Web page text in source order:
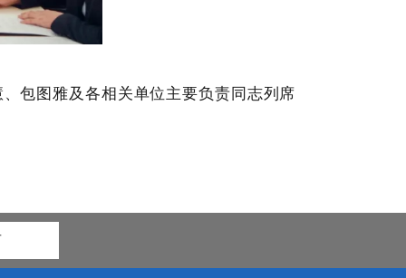
、包图雅及各相关单位主要负责同志列席